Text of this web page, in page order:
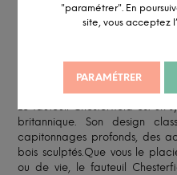
"paramétrer". En
site, vous acceptez
PARAMÉTRER
DESCRIPTION
INFORMATION ET
britannique. Son design
capitonnages profonds, des
bois sculptés.Que vous le
ou de vie, le fauteuil